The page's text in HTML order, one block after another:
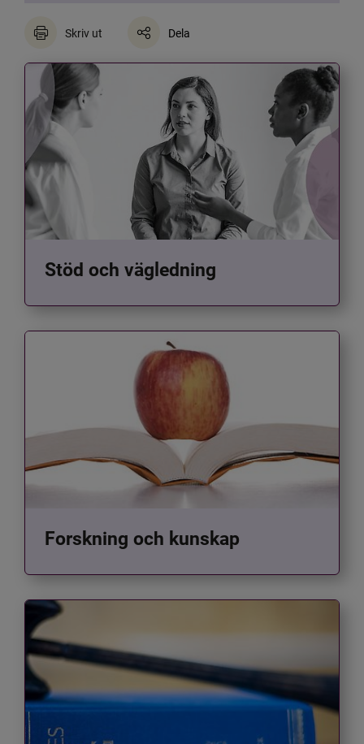
Skriv ut Dela
Stöd och vägledning
Forskning och kunskap